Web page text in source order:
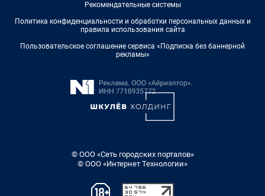
Рекомендательные системы
Политика конфиденциальности и обработки персональных данных и
правила использования сайта
Пользовательское соглашение сервиса «Подписка без баннерной
рекламы»
© ООО «Сеть городских порталов»
© ООО «Интернет Технологии»